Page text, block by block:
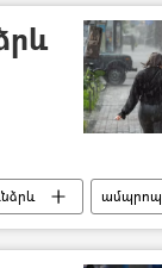
ամպրոպ